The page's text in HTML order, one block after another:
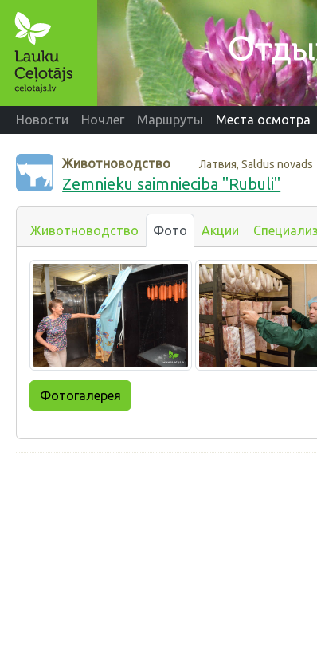
Новости Ночлег Маршруты Места осмотра
Животноводство Латвия, Saldus novads
Zemnieku saimnieciba "Rubuli"
Животноводство Фото Акции
Фотогалерея